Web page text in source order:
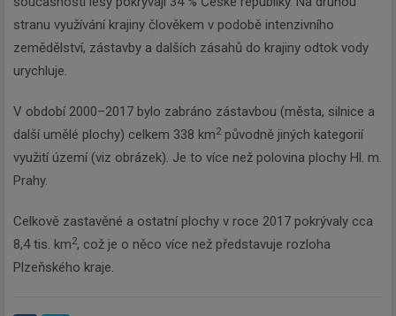
stranu využívání krajiny člověkem v podobě intenzivního
zemědělství, zástavby a dalších zásahů do krajiny odtok vody
urychluje.
V období 2000–2017 bylo zabráno zástavbou (města, silnice a
další umělé plochy) celkem 338 km2 původně jiných kategorií
využití území (viz obrázek). Je to více než polovina plochy Hl. m.
Prahy.
Celkově zastavěné a ostatní plochy v roce 2017 pokrývaly cca
8,4 tis. km2, což je o něco více než představuje rozloha
Plzeňského kraje.